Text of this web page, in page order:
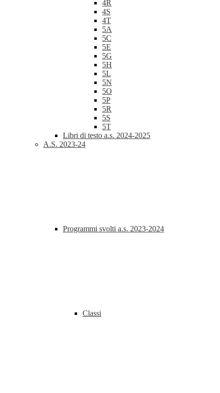
4R
4S
4T
5A
5C
5E
5G
5H
5L
5N
5O
5P
5R
5S
5T
Libri di testo a.s. 2024-2025
A.S. 2023-24
Programmi svolti a.s. 2023-2024
Classi